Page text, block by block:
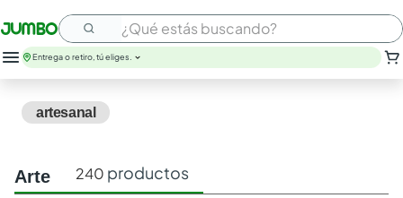
¿Qué estás buscando?
Entrega o retiro, tú eliges.
artesanal
arte 240 productos